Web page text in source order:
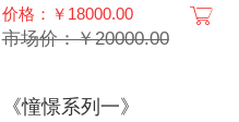
价格：￥18000.00
市场价：￥20000.00
《憧憬系列一》